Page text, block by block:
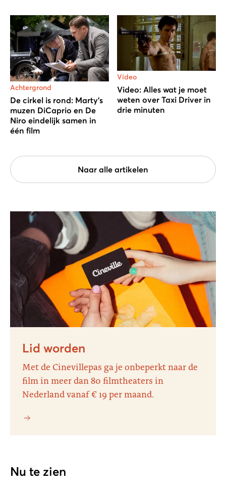
Achtergrond
De cirkel is rond: Marty’s
muzen DiCaprio en De
Niro eindelijk samen in
één film
Video
Video: Alles wat je moet
weten over Taxi Driver in
drie minuten
Naar alle artikelen
Lid worden
Met de Cinevillepas ga je onbeperkt naar de
film in meer dan 80 filmtheaters in
Nederland vanaf € 19 per maand.
Nu te zien